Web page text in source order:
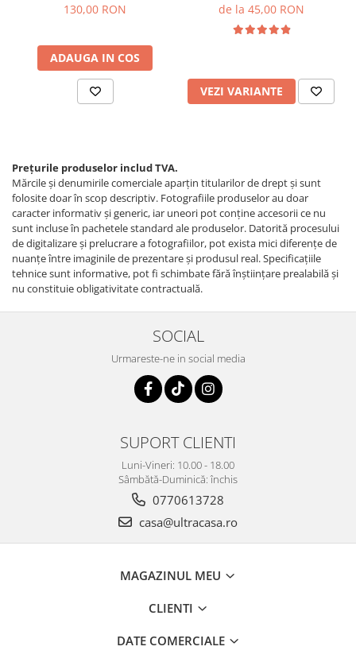
130,00 RON
ADAUGA IN COS
de la 45,00 RON
VEZI VARIANTE
Prețurile produselor includ TVA.
Mărcile și denumirile comerciale aparțin titularilor de drept şi sunt
folosite doar în scop descriptiv. Fotografiile produselor au doar
caracter informativ şi generic, iar uneori pot conţine accesorii ce nu
sunt incluse în pachetele standard ale produselor. Datorită procesului
de digitalizare și prelucrare a fotografiilor, pot exista mici diferențe de
nuanțe între imaginile de prezentare și produsul real. Specificaţiile
tehnice sunt informative, pot fi schimbate fără înştiinţare prealabilă şi
nu constituie obligativitate contractuală.
SOCIAL
Urmareste-ne in social media
SUPORT CLIENTI
Luni-Vineri: 10.00 - 18.00
Sâmbătă-Duminică: închis
0770613728
casa@ultracasa.ro
MAGAZINUL MEU
CLIENTI
DATE COMERCIALE